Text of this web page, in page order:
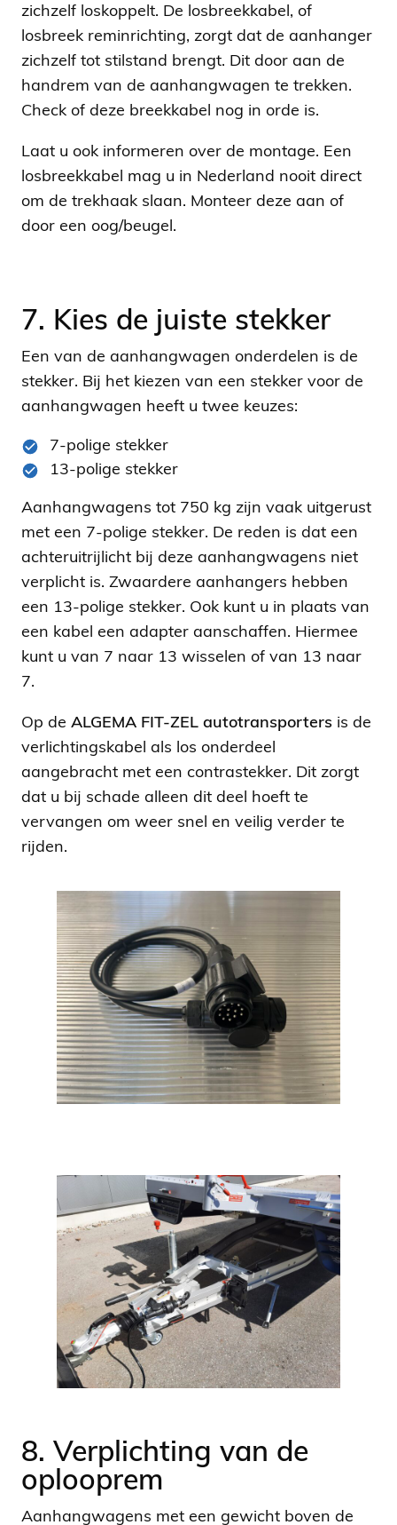
zichzelf loskoppelt. De losbreekkabel, of
losbreek reminrichting, zorgt dat de aanhanger
zichzelf tot stilstand brengt. Dit door aan de
handrem van de aanhangwagen te trekken.
Check of deze breekkabel nog in orde is.
Laat u ook informeren over de montage. Een
losbreekkabel mag u in Nederland nooit direct
om de trekhaak slaan. Monteer deze aan of
door een oog/beugel.
7. Kies de juiste stekker
Een van de aanhangwagen onderdelen is de
stekker. Bij het kiezen van een stekker voor de
aanhangwagen heeft u twee keuzes:
7-polige stekker
13-polige stekker
Aanhangwagens tot 750 kg zijn vaak uitgerust
met een 7-polige stekker. De reden is dat een
achteruitrijlicht bij deze aanhangwagens niet
verplicht is. Zwaardere aanhangers hebben
een 13-polige stekker. Ook kunt u in plaats van
een kabel een adapter aanschaffen. Hiermee
kunt u van 7 naar 13 wisselen of van 13 naar
7.
Op de ALGEMA FIT-ZEL autotransporters is de
verlichtingskabel als los onderdeel
aangebracht met een contrastekker. Dit zorgt
dat u bij schade alleen dit deel hoeft te
vervangen om weer snel en veilig verder te
rijden.
8. Verplichting van de
oplooprem
Aanhangwagens met een gewicht boven de